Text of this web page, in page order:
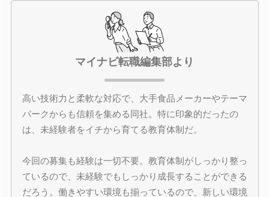
マイナビ転職編集部より
高い技術力と柔軟な対応で、大手食品メーカーやテーマ
パークからも信頼を集める同社。特に印象的だったの
は、未経験者をイチから育てる教育体制だ。
今回の募集も経験は一切不要。教育体制がしっかり整っ
ているので、未経験でもしっかり成長することができる
だろう。働きやすい環境も揃っているので、新しい環境